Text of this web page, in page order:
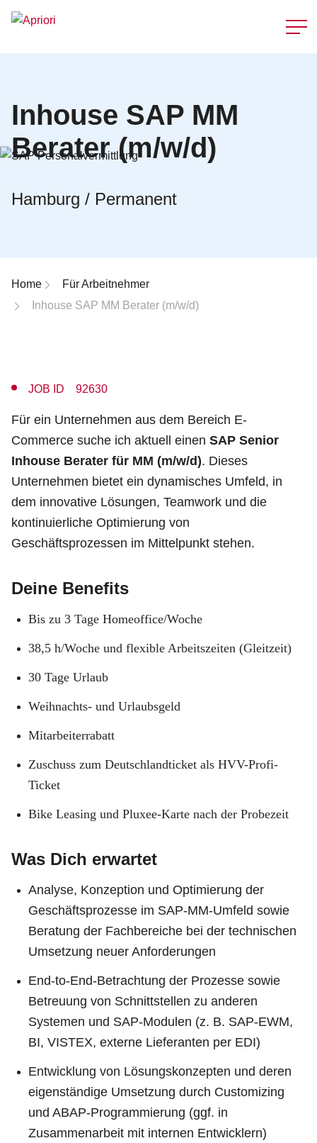
Inhouse SAP MM
Berater (m/w/d)
Hamburg / Permanent
Breadcrumb-Navigation
Home
Für Arbeitnehmer
Inhouse SAP MM Berater (m/w/d)
JOB ID 92630
Für ein Unternehmen aus dem Bereich E-
Commerce suche ich aktuell einen SAP Senior
Inhouse Berater für MM (m/w/d). Dieses
Unternehmen bietet ein dynamisches Umfeld, in
dem innovative Lösungen, Teamwork und die
kontinuierliche Optimierung von
Geschäftsprozessen im Mittelpunkt stehen.
Deine Benefits
Bis zu 3 Tage Homeoffice/Woche
38,5 h/Woche und flexible Arbeitszeiten (Gleitzeit)
30 Tage Urlaub
Weihnachts- und Urlaubsgeld
Mitarbeiterrabatt
Zuschuss zum Deutschlandticket als HVV-Profi-
Ticket
Bike Leasing und Pluxee-Karte nach der Probezeit
Was Dich erwartet
Analyse, Konzeption und Optimierung der
Geschäftsprozesse im SAP-MM-Umfeld sowie
Beratung der Fachbereiche bei der technischen
Umsetzung neuer Anforderungen
End-to-End-Betrachtung der Prozesse sowie
Betreuung von Schnittstellen zu anderen
Systemen und SAP-Modulen (z. B. SAP-EWM,
BI, VISTEX, externe Lieferanten per EDI)
Entwicklung von Lösungskonzepten und deren
eigenständige Umsetzung durch Customizing
und ABAP-Programmierung (ggf. in
Zusammenarbeit mit internen Entwicklern)